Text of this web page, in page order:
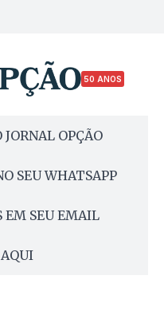
50 ANOS
OPÇÃO
SEU WHATSAPP
EM SEU EMAIL